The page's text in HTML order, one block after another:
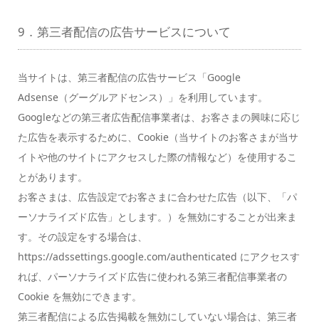
9．第三者配信の広告サービスについて
当サイトは、第三者配信の広告サービス「Google
Adsense（グーグルアドセンス）」を利用しています。
Googleなどの第三者広告配信事業者は、お客さまの興味に応じ
た広告を表示するために、Cookie（当サイトのお客さまが当サ
イトや他のサイトにアクセスした際の情報など）を使用するこ
とがあります。
お客さまは、広告設定でお客さまに合わせた広告（以下、「パ
ーソナライズド広告」とします。）を無効にすることが出来ま
す。その設定をする場合は、
https://adssettings.google.com/authenticated にアクセスす
れば、パーソナライズド広告に使われる第三者配信事業者の
Cookie を無効にできます。
第三者配信による広告掲載を無効にしていない場合は、第三者